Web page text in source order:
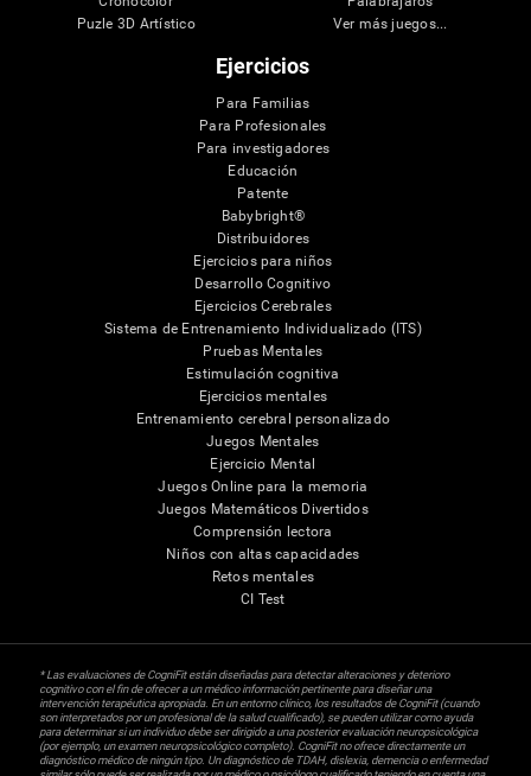
Puzle 3D Artístico
Ver más juegos...
Ejercicios
Para Familias
Para Profesionales
Para investigadores
Educación
Patente
Babybright®
Distribuidores
Ejercicios para niños
Desarrollo Cognitivo
Ejercicios Cerebrales
Sistema de Entrenamiento Individualizado (ITS)
Pruebas Mentales
Estimulación cognitiva
Ejercicios mentales
Entrenamiento cerebral personalizado
Juegos Mentales
Ejercicio Mental
Juegos Online para la memoria
Juegos Matemáticos Divertidos
Comprensión lectora
Niños con altas capacidades
Retos mentales
CI Test
* Las evaluaciones de CogniFit están diseñadas para detectar alteraciones y deterioro
cognitivo con el fin de ofrecer a un médico información pertinente para diseñar una
intervención terapéutica apropiada. En un entorno clínico, los resultados de CogniFit (cuando
son interpretados por un profesional de la salud cualificado), se pueden utilizar como ayuda
para determinar si un individuo debe ser dirigido a una posterior evaluación neuropsicológica
(por ejemplo, un examen neuropsicológico completo). CogniFit no ofrece directamente un
diagnóstico médico de ningún tipo. Un diagnóstico de TDAH, dislexia, demencia o enfermedad